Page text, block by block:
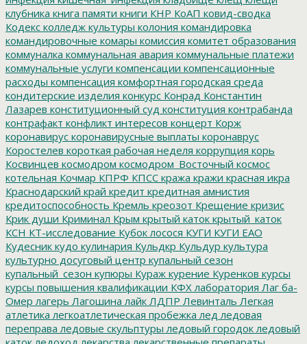
клубника книга памяти книги КНР КоАП ковид-сводка
Кодекс колледж культуры колония командировка
командировочные комары комиссия комитет образования
коммуналка коммунальная авария коммунальные платежи
коммунальные услуги компенсации компенсационные
расходы компенсация комфортная городская среда
кондитерские изделия конкурс Конрад Константин
Лазарев конституционный суд конституция контрабанда
контрафакт конфликт интересов концерт Корж
коронавирус коронавирусные выплаты коронаврус
Коростелев короткая рабочая неделя коррупция корь
Косвинцев космодром космодром_Восточный космос
котельная Кочмар КПРФ КПСС кража кражи красная икра
Краснодарский край кредит кредитная амнистия
кредитоспособность Кремль креозот Крещение кризис
Крик души Криминал Крым крытый каток крытый_каток
КСН КТ-исследование Кубок лосося КУГИ КУГИ ЕАО
Кудесник кудо кулинария Кульдкр Кульдур культура
культурно досуговый центр купальный сезон
купальный_сезон купюры Кураж курение Куренков курсы
курсы повышения квалификации КФХ лаборатория Лаг ба-
Омер лагерь Лагошина лайк ЛДПР Левинталь Легкая
атлетика легкоатлетическая пробежка лед ледовая
переправа ледовые скульптуры ледовый городок ледовый